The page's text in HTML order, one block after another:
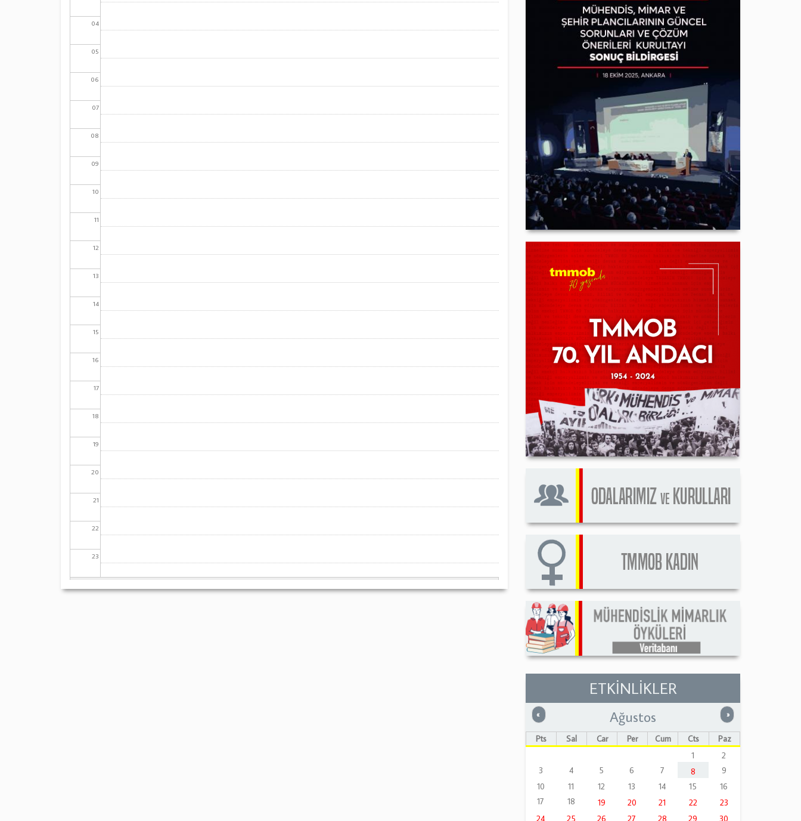
04
05
06
07
08
09
10
11
12
13
14
15
16
17
18
19
20
21
22
23
ETKİNLİKLER
« Önceki »Sonraki
Ağustos
Pts Sal Çar Per Cum Cts
Paz
1
2
3
4 5 6 7 8
9
10
11 12 13 14 15
16
17
18 19 20 21 22
23
24
25 26 27 28 29
30